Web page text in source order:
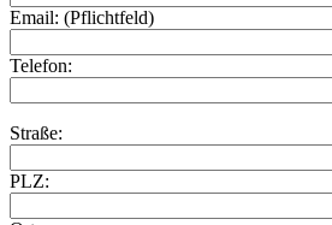
Email: (Pflichtfeld)
Telefon:
Straße:
PLZ: